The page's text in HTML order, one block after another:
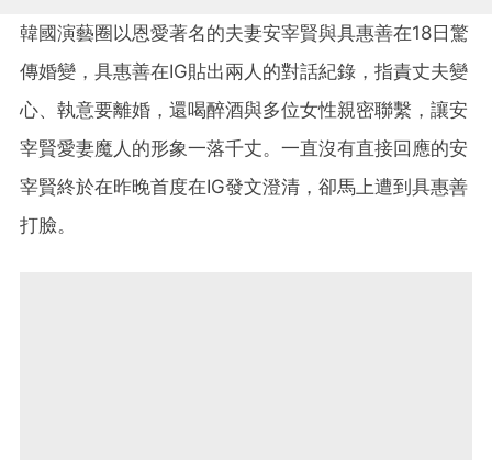
韓國演藝圈以恩愛著名的夫妻安宰賢與具惠善在18日驚
傳婚變，具惠善在IG貼出兩人的對話紀錄，指責丈夫變
心、執意要離婚，還喝醉酒與多位女性親密聯繫，讓安
宰賢愛妻魔人的形象一落千丈。一直沒有直接回應的安
宰賢終於在昨晚首度在IG發文澄清，卻馬上遭到具惠善
打臉。